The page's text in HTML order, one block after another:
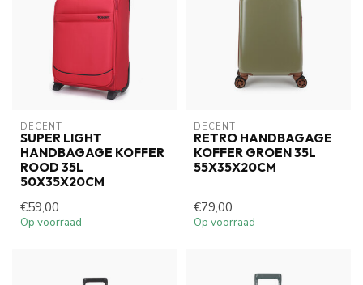
DECENT
SUPER LIGHT
HANDBAGAGE KOFFER
ROOD 35L
50X35X20CM
€59,00
Op voorraad
DECENT
RETRO HANDBAGAGE
KOFFER GROEN 35L
55X35X20CM
€79,00
Op voorraad